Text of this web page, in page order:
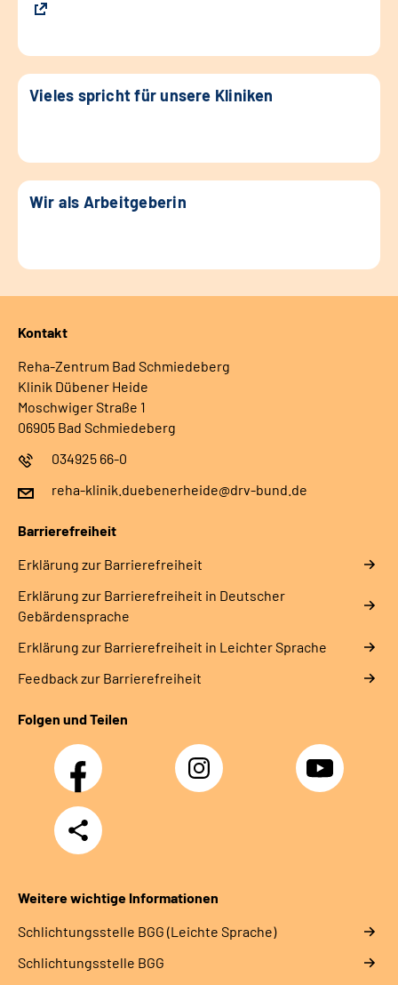
Vieles spricht für unsere Kliniken
Wir als Arbeitgeberin
Kontakt
Reha-Zentrum Bad Schmiedeberg
Klinik Dübener Heide
Moschwiger Straße 1
06905 Bad Schmiedeberg
034925 66-0
reha-klinik.duebenerheide@drv-bund.de
Barrierefreiheit
Erklärung zur Barrierefreiheit
Erklärung zur Barrierefreiheit in Deutscher
Gebärdensprache
Erklärung zur Barrierefreiheit in Leichter Sprache
Feedback zur Barrierefreiheit
Folgen und Teilen
Facebook Instagram YouTube
Teilen
Weitere wichtige Informationen
Schlich­tungs­stel­le BGG (Leichte Sprache)
Schlich­tungs­stel­le BGG